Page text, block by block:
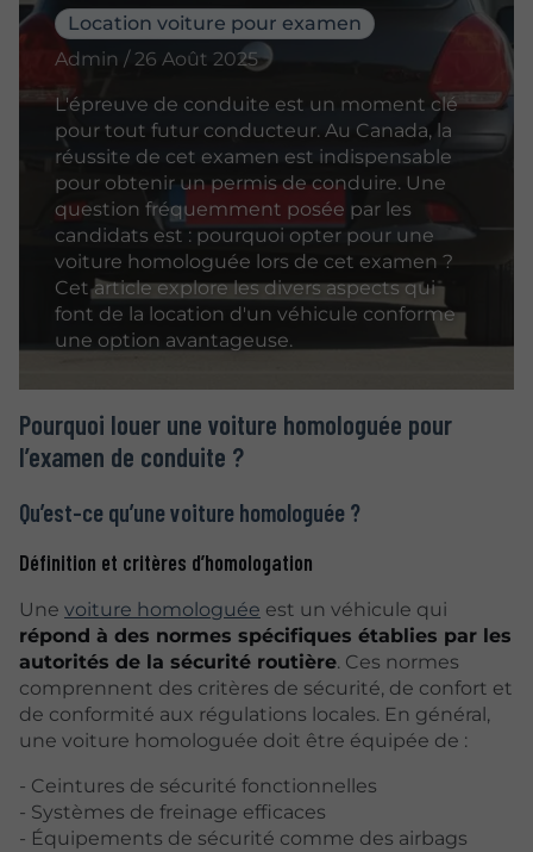
Location voiture pour examen
Admin / 26 Août 2025
L'épreuve de conduite est un moment clé
pour tout futur conducteur. Au Canada, la
réussite de cet examen est indispensable
pour obtenir un permis de conduire. Une
question fréquemment posée par les
candidats est : pourquoi opter pour une
voiture homologuée lors de cet examen ?
Cet article explore les divers aspects qui
font de la location d'un véhicule conforme
une option avantageuse.
Pourquoi louer une voiture homologuée pour
l’examen de conduite ?
Qu’est-ce qu’une voiture homologuée ?
Définition et critères d’homologation
Une voiture homologuée est un véhicule qui
répond à des normes spécifiques établies par les
autorités de la sécurité routière. Ces normes
comprennent des critères de sécurité, de confort et
de conformité aux régulations locales. En général,
une voiture homologuée doit être équipée de :
- Ceintures de sécurité fonctionnelles
- Systèmes de freinage efficaces
- Équipements de sécurité comme des airbags